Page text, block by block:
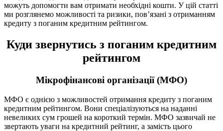
можуть допомогти вам отримати необхідні кошти. У цій статті
ми розглянемо можливості та ризики, пов’язані з отриманням
кредиту з поганим кредитним рейтингом.
Куди звернутись з поганим кредитним
рейтингом
Мікрофінансові організації (МФО)
МФО є однією з можливостей отримання кредиту з поганим
кредитним рейтингом. Вони спеціалізуються на наданні
невеликих сум грошей на короткий термін. МФО зазвичай не
звертають уваги на кредитний рейтинг, а замість цього